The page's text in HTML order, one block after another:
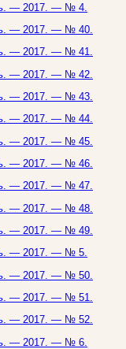
— 2017. — № 4.
— 2017. — № 40.
— 2017. — № 41.
— 2017. — № 42.
— 2017. — № 43.
— 2017. — № 44.
— 2017. — № 45.
— 2017. — № 46.
— 2017. — № 47.
— 2017. — № 48.
— 2017. — № 49.
— 2017. — № 5.
— 2017. — № 50.
— 2017. — № 51.
— 2017. — № 52.
— 2017. — № 6.